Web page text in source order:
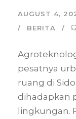
AUGUST 4,
BERITA
pesatnya
ruang di
dihadapkan
lingkungan.